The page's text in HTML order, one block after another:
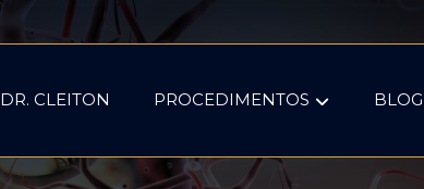
DR. CLEITON PROCEDIMENTOS BLOG